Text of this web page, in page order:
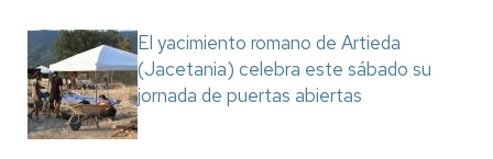
El yacimiento romano de Artieda
(Jacetania) celebra este sábado su
jornada de puertas abiertas